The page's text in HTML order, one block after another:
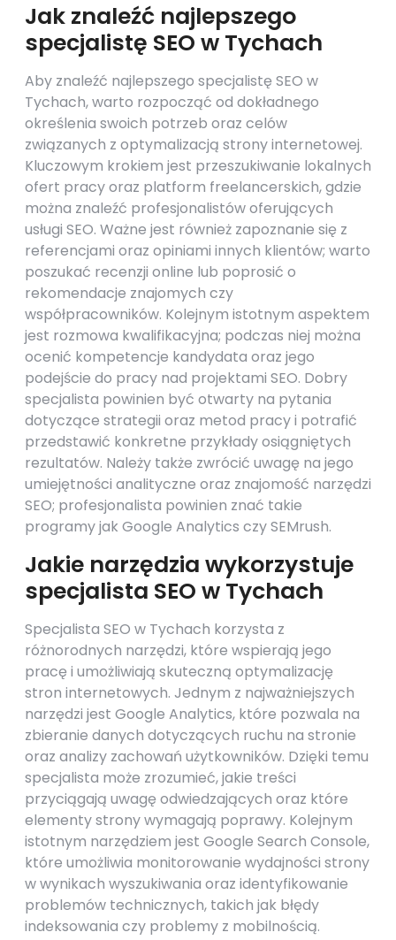
Jak znaleźć najlepszego
specjalistę SEO w Tychach
Aby znaleźć najlepszego specjalistę SEO w
Tychach, warto rozpocząć od dokładnego
określenia swoich potrzeb oraz celów
związanych z optymalizacją strony internetowej.
Kluczowym krokiem jest przeszukiwanie lokalnych
ofert pracy oraz platform freelancerskich, gdzie
można znaleźć profesjonalistów oferujących
usługi SEO. Ważne jest również zapoznanie się z
referencjami oraz opiniami innych klientów; warto
poszukać recenzji online lub poprosić o
rekomendacje znajomych czy
współpracowników. Kolejnym istotnym aspektem
jest rozmowa kwalifikacyjna; podczas niej można
ocenić kompetencje kandydata oraz jego
podejście do pracy nad projektami SEO. Dobry
specjalista powinien być otwarty na pytania
dotyczące strategii oraz metod pracy i potrafić
przedstawić konkretne przykłady osiągniętych
rezultatów. Należy także zwrócić uwagę na jego
umiejętności analityczne oraz znajomość narzędzi
SEO; profesjonalista powinien znać takie
programy jak Google Analytics czy SEMrush.
Jakie narzędzia wykorzystuje
specjalista SEO w Tychach
Specjalista SEO w Tychach korzysta z
różnorodnych narzędzi, które wspierają jego
pracę i umożliwiają skuteczną optymalizację
stron internetowych. Jednym z najważniejszych
narzędzi jest Google Analytics, które pozwala na
zbieranie danych dotyczących ruchu na stronie
oraz analizy zachowań użytkowników. Dzięki temu
specjalista może zrozumieć, jakie treści
przyciągają uwagę odwiedzających oraz które
elementy strony wymagają poprawy. Kolejnym
istotnym narzędziem jest Google Search Console,
które umożliwia monitorowanie wydajności strony
w wynikach wyszukiwania oraz identyfikowanie
problemów technicznych, takich jak błędy
indeksowania czy problemy z mobilnością.